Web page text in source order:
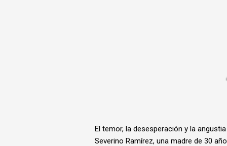
El temor, la desesperación y la
Severino Ramírez, una madre de 30